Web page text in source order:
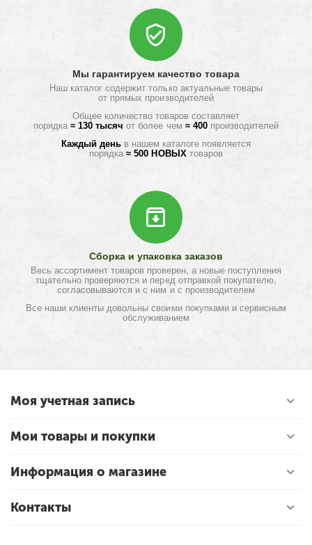
Мы гарантируем качество товара
Наш каталог содержит только актуальные товары
от прямых производителей
Общее количество товаров составляет
порядка≈ 130 тысяч от более чем ≈ 400 производителей
Каждый деньв нашем каталоге появляется
порядка≈ 500 НОВЫХ товаров
Сборка и упаковка заказов
Весь ассортимент товаров проверен, а новые поступления
тщательно проверяются и перед отправкой покупателю,
согласовываются и с ним и с производителем
Все наши клиенты довольны своими покупками и сервисным
обслуживанием
Моя учетная запись
Мои товары и покупки
Информация о магазине
Контакты